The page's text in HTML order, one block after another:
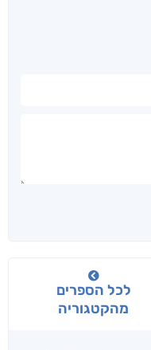
לכל הספרים
מהקטגוריה